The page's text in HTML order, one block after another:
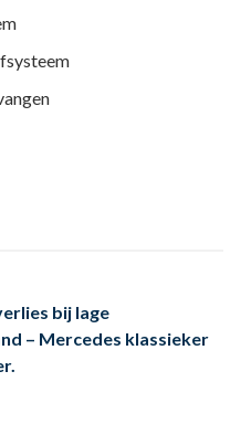
bij lage
– Mercedes klassieker